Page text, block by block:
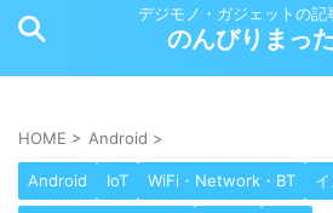
デジモノ・ガジェットの記
のんびりまっ
HOME > Android >
Android IoT WiFi・Network・BT